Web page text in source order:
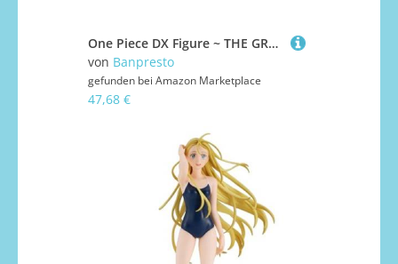
One Piece DX Figure ~ THE GRANDLINE LADY ~ SPECIAL Shiraho city princess (japan import)
von Banpresto
gefunden bei Amazon Marketplace
47,68 €